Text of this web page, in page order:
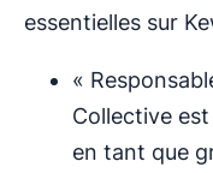
essentielles sur
«
Collective
en tant que